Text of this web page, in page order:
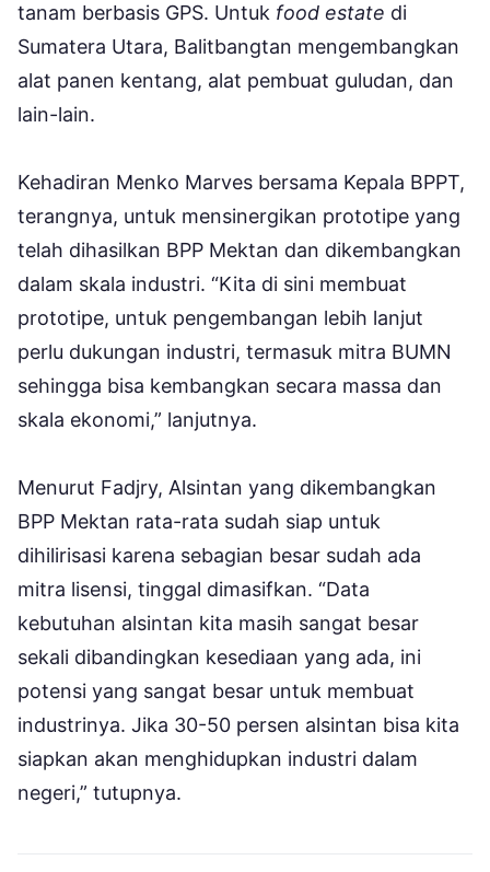
tanam berbasis GPS. Untuk food estate di
Sumatera Utara, Balitbangtan mengembangkan
alat panen kentang, alat pembuat guludan, dan
lain-lain.
Kehadiran Menko Marves bersama Kepala BPPT,
terangnya, untuk mensinergikan prototipe yang
telah dihasilkan BPP Mektan dan dikembangkan
dalam skala industri. “Kita di sini membuat
prototipe, untuk pengembangan lebih lanjut
perlu dukungan industri, termasuk mitra BUMN
sehingga bisa kembangkan secara massa dan
skala ekonomi,” lanjutnya.
Menurut Fadjry, Alsintan yang dikembangkan
BPP Mektan rata-rata sudah siap untuk
dihilirisasi karena sebagian besar sudah ada
mitra lisensi, tinggal dimasifkan. “Data
kebutuhan alsintan kita masih sangat besar
sekali dibandingkan kesediaan yang ada, ini
potensi yang sangat besar untuk membuat
industrinya. Jika 30-50 persen alsintan bisa kita
siapkan akan menghidupkan industri dalam
negeri,” tutupnya.